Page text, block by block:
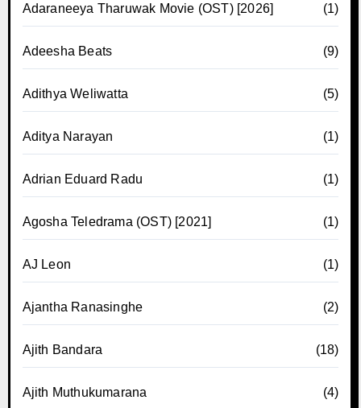
Adaraneeya Tharuwak Movie (OST) [2026] (1)
Adeesha Beats (9)
Adithya Weliwatta (5)
Aditya Narayan (1)
Adrian Eduard Radu (1)
Agosha Teledrama (OST) [2021] (1)
AJ Leon (1)
Ajantha Ranasinghe (2)
Ajith Bandara (18)
Ajith Muthukumarana (4)